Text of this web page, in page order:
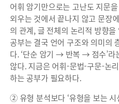
어휘 암기만으로는 고난도 지문
외우는 것에서 끝나지 않고 문장
의 관계, 글 전체의 논리적 방향
공부는 결국 언어 구조와 의미의
다. ‘단순 암기 → 반복 → 점수’라
않다. 지금은 어휘-문법-구문-논
하는 공부가 필요하다.
② 유형 분석보다 ‘유형을 보는 시